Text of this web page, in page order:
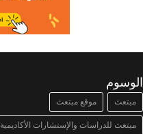
الوسوم
مبتعث موقع مبتعث
مبتعث للدراسات والإستشارات الأكاديمية